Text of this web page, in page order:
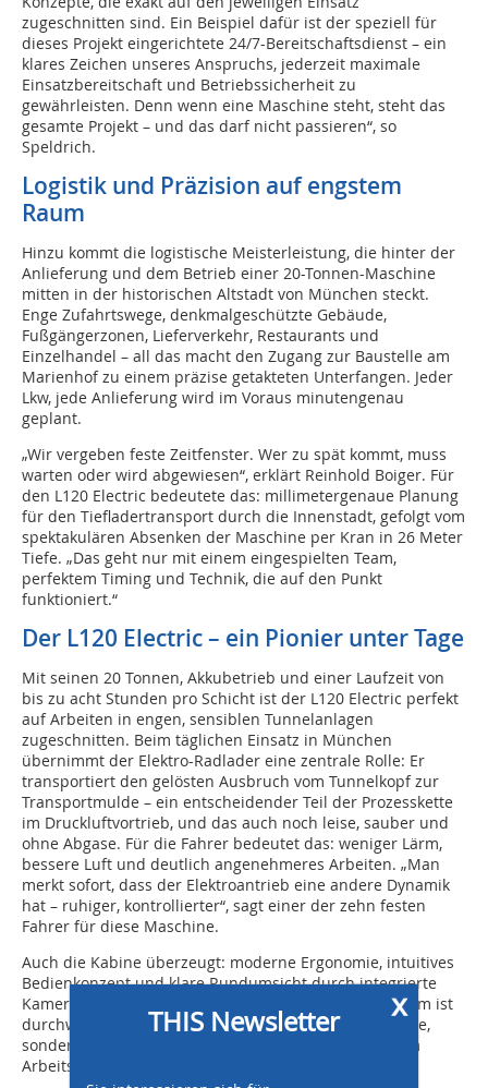
zugeschnitten sind. Ein Beispiel dafür ist der speziell für
dieses Projekt eingerichtete 24/7-Bereitschaftsdienst – ein
klares Zeichen unseres Anspruchs, jederzeit maximale
Einsatzbereitschaft und Betriebssicherheit zu
gewährleisten. Denn wenn eine Maschine­ steht, steht das
gesamte Projekt – und das darf nicht passieren“, so
Speldrich.
Logistik und Präzision auf engstem
Raum
Hinzu kommt die logistische Meisterleistung, die hinter der
Anlieferung und dem Betrieb einer 20-Tonnen-Maschine
mitten in der historischen Altstadt von München steckt.
Enge Zufahrtswege, denkmalgeschützte Gebäude,
Fußgängerzonen, Lieferverkehr, Restaurants und
Einzelhandel – all das macht den Zugang zur Baustelle am
Marienhof zu einem präzise getakteten Unterfangen. Jeder
Lkw, jede Anlieferung wird im Voraus minutengenau
geplant.
„Wir vergeben feste Zeitfenster. Wer zu spät kommt, muss
warten oder wird abgewiesen“, erklärt Reinhold Boiger. Für
den L120 Electric bedeutete das: millimetergenaue Planung
für den Tiefladertransport durch die Innenstadt, gefolgt vom
spektakulären Absenken der Maschine per Kran in 26 Meter
Tiefe. „Das geht nur mit einem eingespielten Team,
perfektem Timing und Technik, die auf den Punkt
funktioniert.“
Der L120 Electric – ein Pionier unter Tage
Mit seinen 20 Tonnen, Akkubetrieb und einer Laufzeit von
bis zu acht Stunden pro Schicht ist der L120 Electric perfekt
auf Arbeiten in engen, sensiblen Tunnelanlagen
zugeschnitten. Beim täglichen Einsatz in München
übernimmt der Elektro-Radlader eine zentrale Rolle: Er
transportiert den gelösten Ausbruch vom Tunnelkopf zur
Transportmulde – ein entscheidender Teil der Prozesskette
im Druckluftvortrieb, und das auch noch leise, sauber und
ohne Abgase. Für die Fahrer bedeutet das: weniger Lärm,
bessere Luft und deutlich angenehmeres Arbeiten. „Man
merkt sofort, dass der Elektroantrieb eine andere Dynamik
hat – ruhiger, kontrollierter“, sagt einer der zehn festen
Fahrer für diese Maschine.
Auch die Kabine überzeugt: moderne Ergonomie, intuitives
Bedienkonzept und klare Rundumsicht durch integrierte
Kamera-Assistenzsysteme. Die Resonanz aus dem Team ist
durchweg positiv – nicht nur wegen der Umweltvorteile,
sondern auch wegen der spürbar höheren Qualität im
Arbeitsalltag.
x
THIS Newsletter